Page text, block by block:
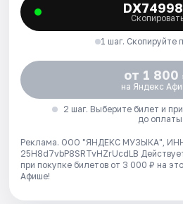
1 шаг. Скопируйте
от 1 800
на Яндекс
2 шаг. Выберите билет и
до оплаты
Реклама. ООО "ЯНДЕКС МУЗЫКА",
25H8d7vbP8SRTvHZrUcdLB
при покупке билетов от 3 000 ₽ на
Афише!